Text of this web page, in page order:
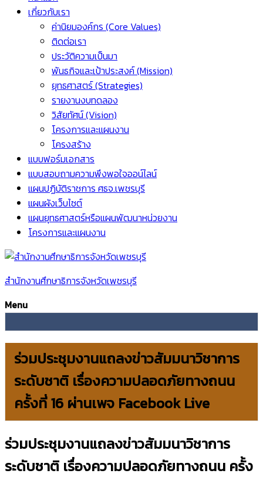
เกี่ยวกับเรา
ค่านิยมองค์กร (Core Values)
ติดต่อเรา
ประวัติความเป็นมา
พันธกิจและเป้าประสงค์ (Mission)
ยุทธศาสตร์ (Strategies)
รายงานงบทดลอง
วิสัยทัศน์ (Vision)
โครงการและแผนงาน
โครงสร้าง
แบบฟอร์มเอกสาร
แบบสอบถามความพึงพอใจออน์ไลน์
แผนปฏิบัติราชการ ศธจ.เพชรบุรี
แผนผังเว็บไซต์
แผนยุทธศาสตร์หรือแผนพัฒนาหน่วยงาน
โครงการและแผนงาน
สำนักงานศึกษาธิการจังหวัดเพชรบุรี
Menu
ร่วมประชุมงานแถลงข่าวสัมมนาวิชาการ
ระดับชาติ เรื่องความปลอดภัยทางถนน
ครั้งที่ 16 ผ่านเพจ Facebook Live
ร่วมประชุมงานแถลงข่าวสัมมนาวิชาการ
ระดับชาติ เรื่องความปลอดภัยทางถนน ครั้ง